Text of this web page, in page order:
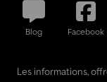
Blog Facebook
Les informations,